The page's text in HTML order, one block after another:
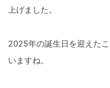
上げました。
2025年の誕生日を迎えた
いますね。